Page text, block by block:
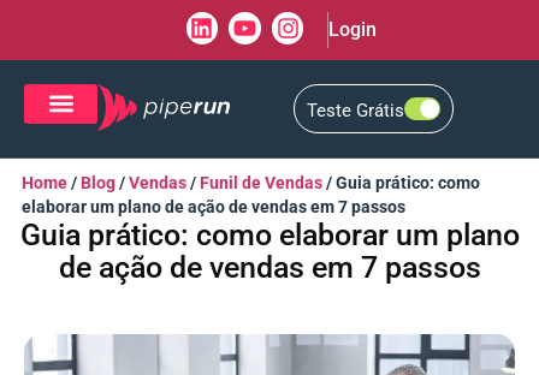
Login
Teste Grátis
Home/ Blog/Vendas/ Funil de Vendas/Guia prático: como
elaborar um plano de ação de vendas em 7 passos
Guia prático: como elaborar um plano
de ação de vendas em 7 passos